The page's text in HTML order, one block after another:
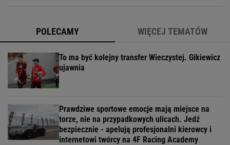
POLECAMY WIĘCEJ TEMATÓW
To ma być kolejny transfer Wieczystej. Gikiewicz
ujawnia
Prawdziwe sportowe emocje mają miejsce na
torze, nie na przypadkowych ulicach. Jedź
bezpiecznie - apelują profesjonalni kierowcy i
internetowi twórcy na 4F Racing Academy